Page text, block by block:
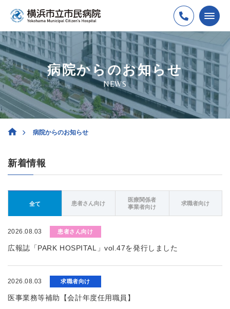
病院からのお知らせ
NEWS
病院からのお知らせ
新着情報
全て 患者さん向け
医療関係者
事業者向け
求職者向け
2026.08.03 患者さん向け
広報誌「PARK HOSPITAL」vol.47を発行しました
2026.08.03 求職者向け
医事業務等補助【会計年度任用職員】